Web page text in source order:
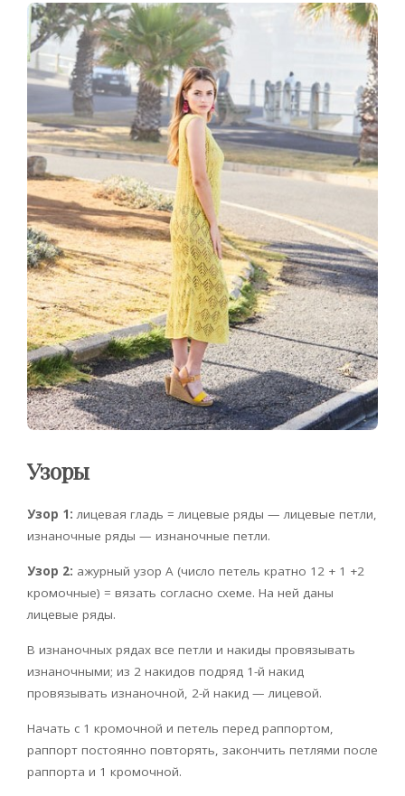
Узоры
Узор 1: лицевая гладь = лицевые ряды — лицевые петли,
изнаночные ряды — изнаночные петли.
Узор 2: ажурный узор А (число петель кратно 12 + 1 +2
кромочные) = вязать согласно схеме. На ней даны
лицевые ряды.
В изнаночных рядах все петли и накиды провязывать
изнаночными; из 2 накидов подряд 1-й накид
провязывать изнаночной, 2-й накид — лицевой.
Начать с 1 кромочной и петель перед раппортом,
раппорт постоянно повторять, закончить петлями после
раппорта и 1 кромочной.